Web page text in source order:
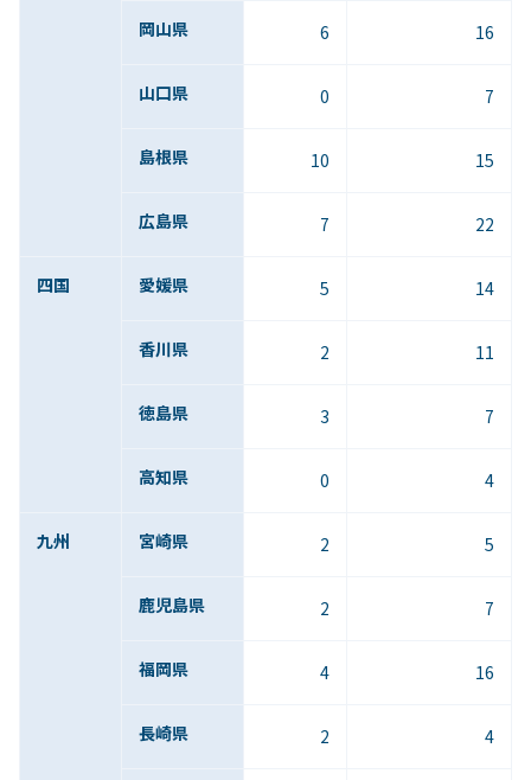
岡山県 6 16
山口県 0 7
島根県 10 15
広島県 7 22
四国 愛媛県 5 14
香川県 2 11
徳島県 3 7
高知県 0 4
九州 宮崎県 2 5
鹿児島県 2 7
福岡県 4 16
長崎県 2 4